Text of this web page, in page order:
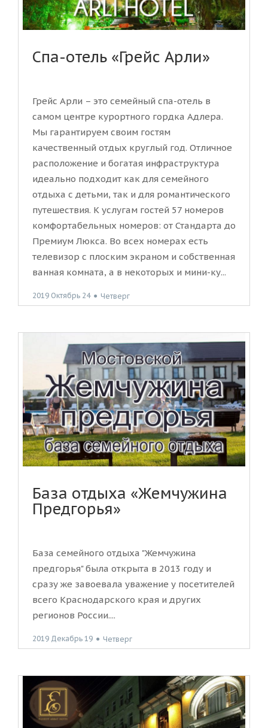
Спа-отель «Грейс Арли»
Грейс Арли – это семейный спа-отель в
самом центре курортного гордка Адлера.
Мы гарантируем своим гостям
качественный отдых круглый год. Отличное
расположение и богатая инфраструктура
идеально подходит как для семейного
отдыха с детьми, так и для романтического
путешествия. К услугам гостей 57 номеров
комфортабельных номеров: от Стандарта до
Премиум Люкса. Во всех номерах есть
телевизор с плоским экраном и собственная
ванная комната, а в некоторых и мини-ку...
2019 Октябрь 24 ● Четверг
База отдыха «Жемчужина
Предгорья»
База семейного отдыха "Жемчужина
предгорья" была открыта в 2013 году и
сразу же завоевала уважение у посетителей
всего Краснодарского края и других
регионов России....
2019 Декабрь 19 ● Четверг